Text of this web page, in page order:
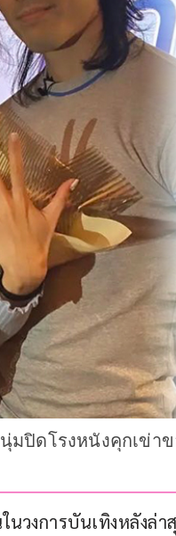
มปิดโรงหนังคุกเข่
นวงการบันเทิงหลังล่